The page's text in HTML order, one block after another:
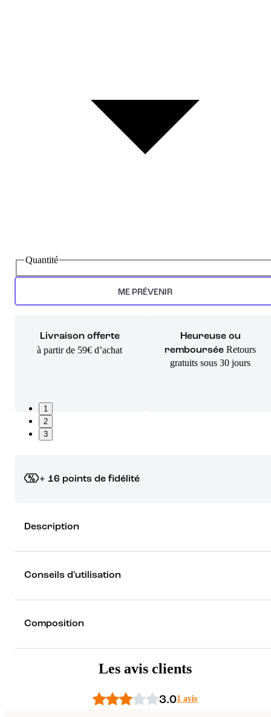
Quantité
ME PRÉVENIR
Livraison offerte
à partir de 59€ d’achat
Heureuse ou
remboursée Retours
gratuits sous 30 jours
1
2
3
+ 16 points de fidélité
rêver !
Découvrez les récompenses
Description
Conseils d'utilisation
Composition
Les avis clients
3.01 avis